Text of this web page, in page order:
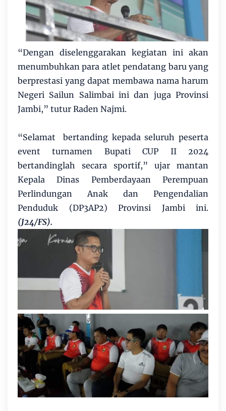
“Dengan diselenggarakan kegiatan ini akan
menumbuhkan para atlet pendatang baru yang
berprestasi yang dapat membawa nama harum
Negeri Sailun Salimbai ini dan juga Provinsi
Jambi,” tutur Raden Najmi.
“Selamat bertanding kepada seluruh peserta
event turnamen Bupati CUP II 2024
bertandinglah secara sportif,” ujar mantan
Kepala Dinas Pemberdayaan Perempuan
Perlindungan Anak dan Pengendalian
Penduduk (DP3AP2) Provinsi Jambi ini.
(J24/FS).